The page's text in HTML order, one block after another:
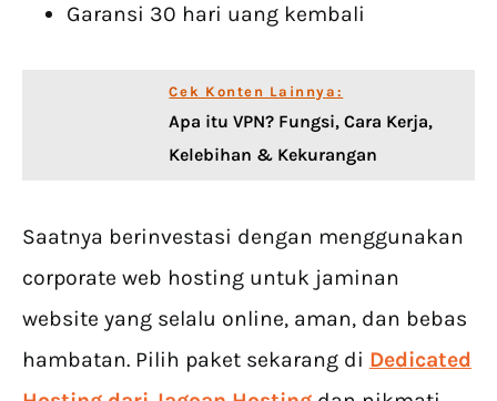
Garansi 30 hari uang kembali
Cek Konten Lainnya:
Apa itu VPN? Fungsi, Cara Kerja,
Kelebihan & Kekurangan
Saatnya berinvestasi dengan menggunakan
corporate web hosting untuk jaminan
website yang selalu online, aman, dan bebas
hambatan. Pilih paket sekarang di Dedicated